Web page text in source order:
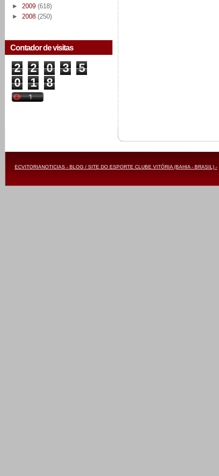
► 2009 (618)
► 2008 (250)
Contador de visitas
2 2 0 3
5
0
1 8
ECVITORIANOTICIAS - BLOG / SITE DO ESPORTE CLUBE VITÓRIA (BAHIA - BRASIL) -